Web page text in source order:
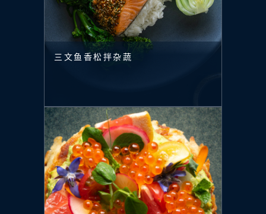
三文鱼香松拌杂蔬